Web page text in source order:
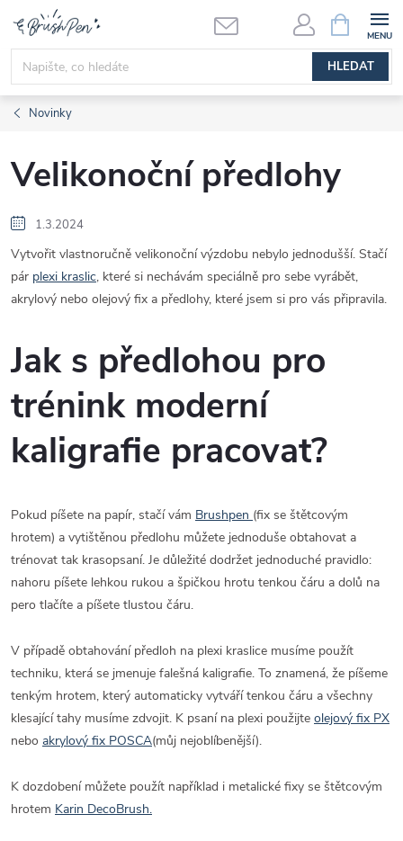
obsah
HLEDAT
NÁKUPNÍ
KOŠÍK
Novinky
Velikonoční předlohy
1.3.2024
Vytvořit vlastnoručně velikonoční výzdobu nebylo jednodušší. Stačí
pár plexi kraslic, které si nechávám speciálně pro sebe vyrábět,
akrylový nebo olejový fix a předlohy, které jsem si pro vás připravila.
Jak s předlohou pro
trénink moderní
kaligrafie pracovat?
Pokud píšete na papír, stačí vám Brushpen (fix se štětcovým
hrotem) a vytištěnou předlohu můžete jednoduše obtahovat a
trénovat tak krasopsaní. Je důležité dodržet jednoduché pravidlo:
nahoru píšete lehkou rukou a špičkou hrotu tenkou čáru a dolů na
pero tlačíte a píšete tlustou čáru.
V případě obtahování předloh na plexi kraslice musíme použít
techniku, která se jmenuje falešná kaligrafie. To znamená, že píšeme
tenkým hrotem, který automaticky vytváří tenkou čáru a všechny
klesající tahy musíme zdvojit. K psaní na plexi použijte olejový fix PX
nebo akrylový fix POSCA(můj nejoblíbenější).
K dozdobení můžete použít například i metalické fixy se štětcovým
hrotem Karin DecoBrush.